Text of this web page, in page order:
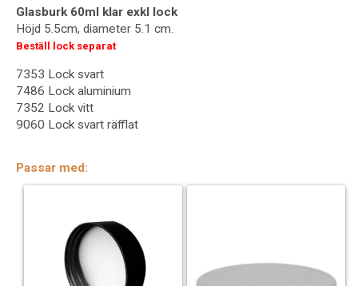
Glasburk 60ml klar exkl lock
Höjd 5.5cm, diameter 5.1 cm.
Beställ lock separat
7353 Lock svart
7486 Lock aluminium
7352 Lock vitt
9060 Lock svart räfflat
Passar med: